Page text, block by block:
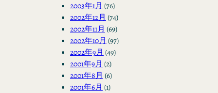
2003年1月 (76)
2002年12月 (74)
2002年11月 (69)
2002年10月 (97)
2002年9月 (49)
2001年9月 (2)
2001年8月 (6)
2001年6月 (1)